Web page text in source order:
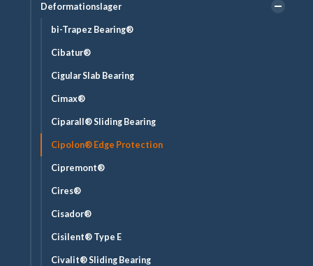
Deformationslager
bi-Trapez Bearing®
Cibatur®
Cigular Slab Bearing
Cimax®
Ciparall® Sliding Bearing
Cipolon® Edge Protection
Cipremont®
Cires®
Cisador®
Cisilent® Type E
Civalit® Sliding Bearing